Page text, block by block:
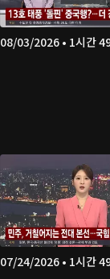
08/03/2026 • 1시간
07/24/2026 • 1시간